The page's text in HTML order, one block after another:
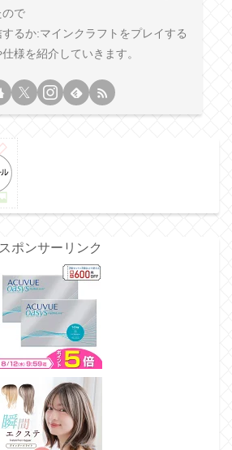
ので
るか:マインクラフトをプレイする
様を紹介していきます。
スポンサーリンク